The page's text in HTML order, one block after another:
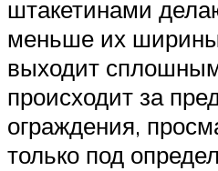
штакетинами
меньше их
выходит
происходит за
ограждения,
только под